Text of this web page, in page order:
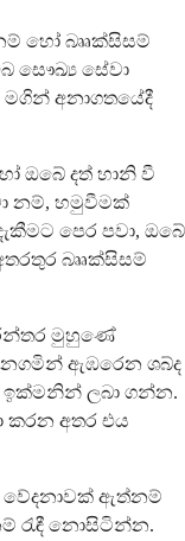
හෝ බෲක්සිසම්
සෞඛ්‍ය සේවා
අනාගතයේදී
ඔබේ දත් හානි වී
නම්, හමුවීමක්
පෙර පවා, ඔබේ
බෲක්සිසම්
මුහුණේ
ඇඹරෙන ශබ්ද
ඉක්මනින් ලබා ගන්න.
කරන අතර එය
ඇත්නම්
රැඳී නොසිටින්න.